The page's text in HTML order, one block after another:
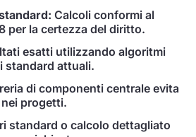
Calcoli conformi al
per la certezza del diritto.
esatti utilizzando algoritmi
standard attuali.
di componenti centrale evita
progetti.
standard o calcolo dettagliato